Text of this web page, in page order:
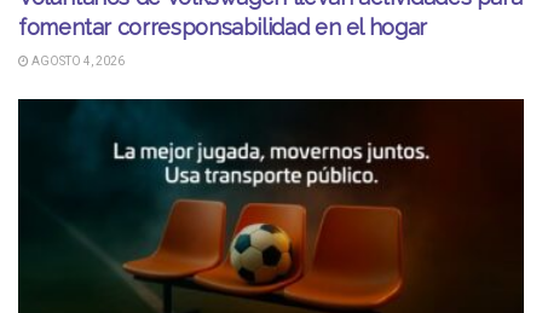
fomentar corresponsabilidad en el hogar
AGOSTO 4, 2026